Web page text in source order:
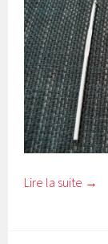
Lire la suite →